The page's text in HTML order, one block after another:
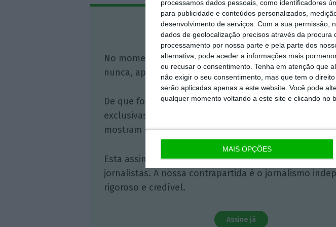
processamos dados pessoais, como identificadores
para publicidade e conteúdos personalizados,
desenvolvimento de serviços. Com a sua permissão,
dados de geolocalização precisos através da
processamento por nossa parte e pela parte dos
alternativa, pode aceder a informações mais
ou recusar o consentimento. Tenha em atenção que
não exigir o seu consentimento, mas que tem o
serão aplicadas apenas a este website. Você pode
qualquer momento voltando a este site e clicando no
MAIS OPÇÕES
Assine o ECO Premium
No momento em que a informação é mais importante
nunca, apoie o jornalismo independente e rigoroso.
De que forma? Assine o ECO Premium e tenha acesso
exclusivas, à opinião que conta, às reportagens e
mostram o outro lado da história.
Esta assinatura é uma forma de apoiar o ECO e os seus
jornalistas. A nossa contrapartida é o jornalismo
rigoroso e credível.
Assine já